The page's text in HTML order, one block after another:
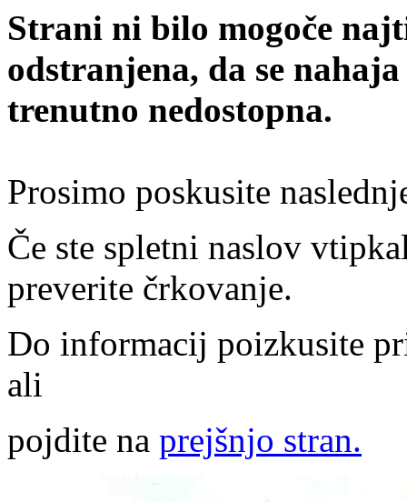
Strani ni bilo mogoče
odstranjena, da se
trenutno nedostopna.
Prosimo poskusite
Če ste spletni naslov
preverite črkovanje.
Do informacij poizkusite
ali
pojdite na prejšnjo stran.